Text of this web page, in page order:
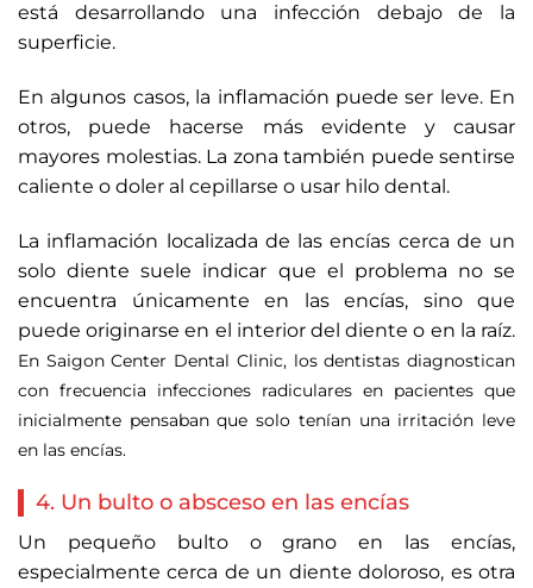
está desarrollando una infección debajo de la
superficie.
En algunos casos, la inflamación puede ser leve. En
otros, puede hacerse más evidente y causar
mayores molestias. La zona también puede sentirse
caliente o doler al cepillarse o usar hilo dental.
La inflamación localizada de las encías cerca de un
solo diente suele indicar que el problema no se
encuentra únicamente en las encías, sino que
puede originarse en el interior del diente o en la raíz.
En Saigon Center Dental Clinic, los dentistas diagnostican
con frecuencia infecciones radiculares en pacientes que
inicialmente pensaban que solo tenían una irritación leve
en las encías.
4. Un bulto o absceso en las encías
Un pequeño bulto o grano en las encías,
especialmente cerca de un diente doloroso, es otra